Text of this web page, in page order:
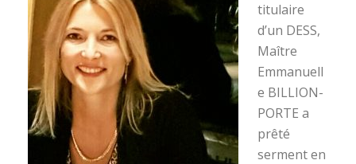
titulaire
d’un DESS,
Maître
Emmanuell
e BILLION-
PORTE a
prêté
serment en